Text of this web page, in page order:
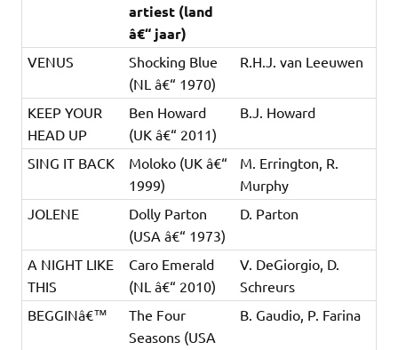
artiest (land
â€“ jaar)
VENUS
Shocking Blue
(NL â€“ 1970)
R.H.J. van Leeuwen
KEEP YOUR
HEAD UP
Ben Howard
(UK â€“ 2011)
B.J. Howard
SING IT BACK
Moloko (UK â€“
1999)
M. Errington, R.
Murphy
JOLENE
Dolly Parton
(USA â€“ 1973)
D. Parton
A NIGHT LIKE
THIS
Caro Emerald
(NL â€“ 2010)
V. DeGiorgio, D.
Schreurs
BEGGINâ€™
The Four
Seasons (USA
B. Gaudio, P. Farina